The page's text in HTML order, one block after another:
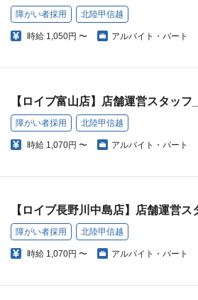
障がい者採用 北陸甲信越
時給 1,050円 〜 アルバイト・パート
【ロイブ富山店】店舗運営スタッフ
障がい者採用 北陸甲信越
時給 1,070円 〜 アルバイト・パート
【ロイブ長野川中島店】店舗運営ス
障がい者採用 北陸甲信越
時給 1,070円 〜 アルバイト・パート